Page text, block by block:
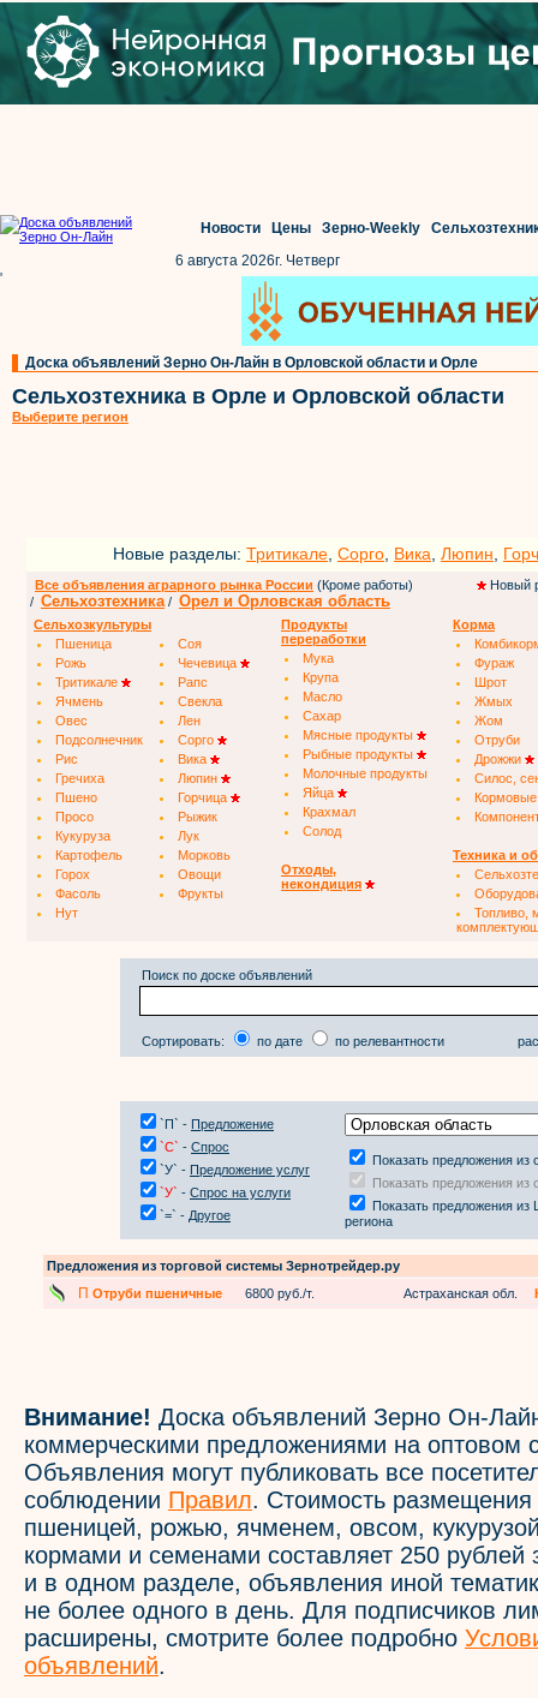
Новости Цены Зерно-Weekly
6 августа 2026г. Четверг
'
Доска объявлений Зерно Он-Лайн в Орловской области и Орле
Сельхозтехника в Орле и Орловской области
Выберите регион
Новые разделы: Тритикале Сорго Вика Люпин
Все объявления аграрного рынка России (Кроме работы)
Новый
/ Сельхозтехника / Орел и Орловская область
Сельхозкультуры
Пшеница
Соя
Рожь
Чечевица
Тритикале
Рапс
Ячмень
Свекла
Овес
Лен
Подсолнечник
Сорго
Рис
Вика
Гречиха
Люпин
Пшено
Горчица
Просо
Рыжик
Кукуруза
Лук
Картофель
Морковь
Горох
Овощи
Фасоль
Фрукты
Нут
Продукты
переработки
Мука
Крупа
Масло
Сахар
Мясные продукты
Рыбные продукты
Молочные продукты
Яйца
Крахмал
Солод
Отходы,
некондиция
Корма
Фураж
Шрот
Жмых
Жом
Отруби
Дрожжи
Силос,
Техника и
Топливо,
Поиск по доске объявлений
Сортировать: по дате по релевантности
`П` - Предложение
`С` - Спрос
`У` - Предложение услуг
`У` - Спрос на услуги
`=` - Другое
Показать предложения из
Показать предложения из
Показать предложения из
региона
Предложения из торговой системы Зернотрейдер.ру
П Отруби пшеничные 6800 руб./т. Астраханская обл.
Внимание! Доска объявлений Зерно Он-
коммерческими предложениями на оптовом
Объявления могут публиковать все
соблюдении Правил. Стоимость
пшеницей, рожью, ячменем, овсом,
кормами и семенами составляет 250 рублей
и в одном разделе, объявления иной
не более одного в день. Для подписчиков
расширены, смотрите более подробно
объявлений.